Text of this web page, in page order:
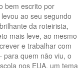
bem escrito por
ao seu segundo
da roteirista,
mais leve, ao mesmo
e trabalhar com
para quem não viu, o
nos EUA, um tema